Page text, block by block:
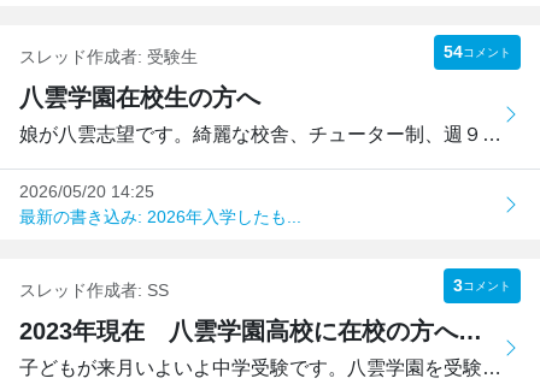
スレッド作成者: 受験生 54コメント
八雲学園在校生の方へ
娘が八雲志望です。綺麗な校舎、チューター制、週９時間の英...
2026/05/20 14:25
最新の書き込み: 2026年入学したも...
スレッド作成者: SS 3コメント
2023年現在 八雲学園高校に在校の方へ質問です
子どもが来月いよいよ中学受験です。八雲学園を受験校の1つに...